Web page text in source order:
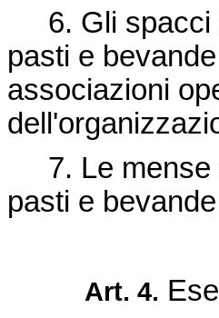
6. Gli spacci
pasti e
associazioni
7. Le mense
pasti e
Art. 4.